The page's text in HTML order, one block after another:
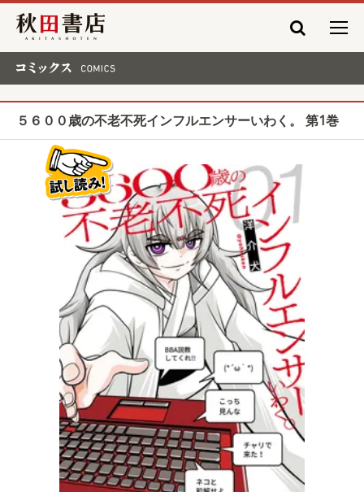
秋田書店
５６００歳の不老不死インフルエンサーいわく。 第1巻